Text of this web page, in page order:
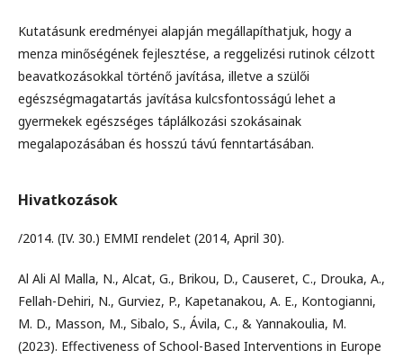
Kutatásunk eredményei alapján megállapíthatjuk, hogy a
menza minőségének fejlesztése, a reggelizési rutinok célzott
beavatkozásokkal történő javítása, illetve a szülői
egészségmagatartás javítása kulcsfontosságú lehet a
gyermekek egészséges táplálkozási szokásainak
megalapozásában és hosszú távú fenntartásában.
Hivatkozások
/2014. (IV. 30.) EMMI rendelet (2014, April 30).
Al Ali Al Malla, N., Alcat, G., Brikou, D., Causeret, C., Drouka, A.,
Fellah-Dehiri, N., Gurviez, P., Kapetanakou, A. E., Kontogianni,
M. D., Masson, M., Sibalo, S., Ávila, C., & Yannakoulia, M.
(2023). Effectiveness of School-Based Interventions in Europe